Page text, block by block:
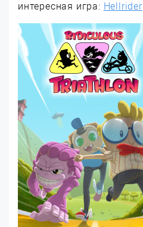
интересная игра: Hellrider